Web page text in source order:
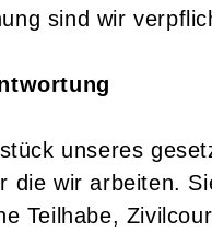
sind wir
unseres
die wir arbeiten.
Teilhabe,